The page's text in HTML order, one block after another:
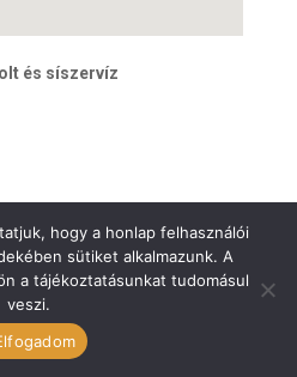
és síszervíz
ÁSZF
hogy a honlap felhasználói
sütiket alkalmazunk. A
a tájékoztatásunkat tudomásul
veszi.